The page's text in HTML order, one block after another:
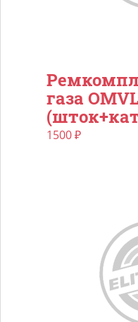
газа
1500₽